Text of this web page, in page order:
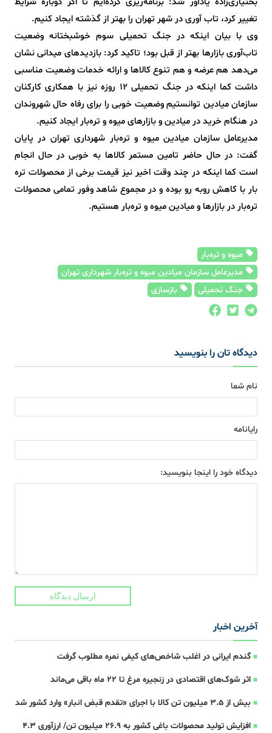
تغییر کرد، تاب آوری در شهر تهران را بهتر از گذشته ایجاد کنیم.
وی با بیان اینکه در جنگ تحمیلی سوم خوشبختانه وضعیت
تاب‌آوری بازارها بهتر از قبل بود؛ تاکید کرد: بازدیدهای میدانی نشان
می‌دهد هم عرضه و هم تنوع کالاها و ارائه خدمات وضعیت مناسبی
داشت کما اینکه در جنگ تحمیلی 12 روزه نیز با همکاری کارکنان
سازمان میادین توانستیم وضعیت خوبی را برای رفاه حال شهروندان
در هنگام خرید در میادین و بازارهای میوه و تره‌بار ایجاد کنیم.
مدیرعامل سازمان میادین میوه و تره‌بار شهرداری تهران در پایان
گفت: در حال حاضر تامین مستمر کالاها به خوبی در حال انجام
است کما اینکه در چند وقت اخیر نیز قیمت برخی از محصولات تره
بار با کاهش روبه رو بوده و در مجموع شاهد وفور تمامی محصولات
تره‌بار در بازارها و میادین میوه و تره‌بار هستیم.
میوه و تره‌بار
مدیرعامل سازمان میادین میوه و تره‌بار شهرداری تهران
جنگ تحمیلی
بازسازی
دیدگاه تان را بنویسید
نام شما
رایانامه
دیدگاه خود را اینجا بنویسید:
ارسال دیدگاه
آخرین اخبار
گندم ایرانی در اغلب شاخص‌های کیفی نمره مطلوب گرفت
اثر شوک‌های اقتصادی در زنجیره مرغ تا 22 ماه باقی می‌ماند
بیش از ۳.۵ میلیون تن کالا با اجرای «تقدم قبض انبار» وارد کشور شد
افزایش تولید محصولات باغی کشور به ۲۶.۹ میلیون تن/ ارزآوری ۴.۳